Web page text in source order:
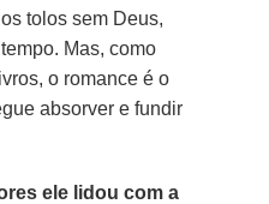
tolos sem Deus,
Mas, como
o romance é o
absorver e fundir
ele lidou com a